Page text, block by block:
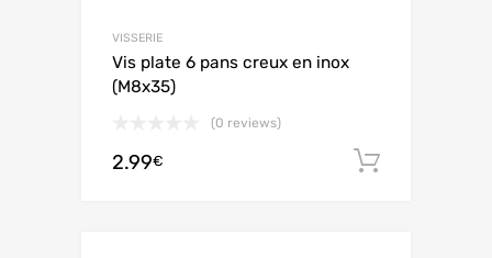
VISSERIE
Vis plate 6 pans creux en inox
(M8x35)
(0 reviews)
2.99€